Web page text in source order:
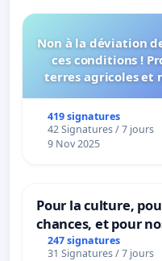
Non à la déviation
ces conditions !
terres agricoles et
419 signatures
42 Signatures / 7 jours
9 Nov 2025
Pour la culture,
chances, et pour
247 signatures
31 Signatures / 7 jours